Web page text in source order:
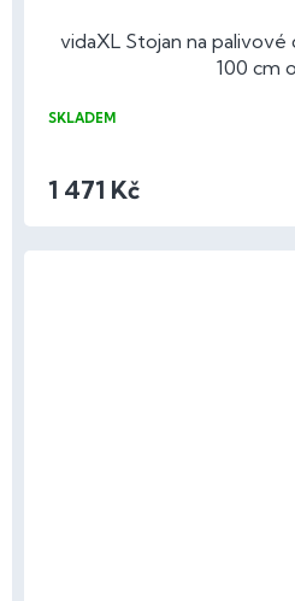
vidaXL Stojan na
100 cm
SKLADEM
1 471 Kč